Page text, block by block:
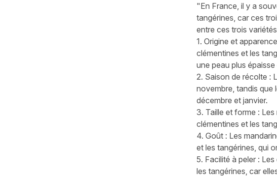
"En France, il y a
tangérines, car ces
entre ces trois
1. Origine et
clémentines et les
une peau plus
2. Saison de récolte :
novembre, tandis que
décembre et janvier.
3. Taille et forme :
clémentines et les
4. Goût : Les
et les tangérines, qui
5. Facilité à peler :
les tangérines, car